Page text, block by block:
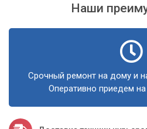
Наши
Срочный ремонт на дому и
Оперативно приедем